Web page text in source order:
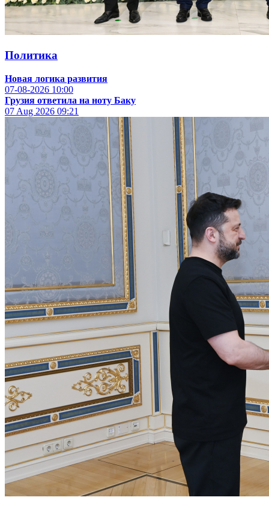
Политика
Новая логика развития
07-08-2026 10:00
Грузия ответила на ноту Баку
07 Aug 2026 09:21